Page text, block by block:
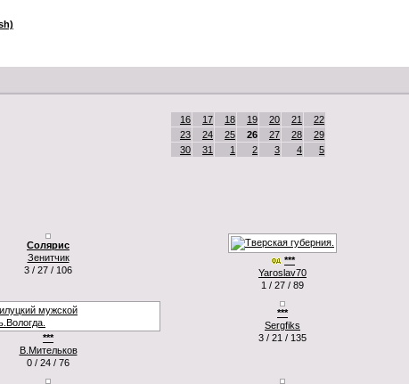
16 17 18 19 20 21
22
23
24 25 26 27 28
29
30
31 1 2 3 4 5
Солярис
Зенитчик
3 / 27 / 106
***
Yaroslav70
1 / 27 / 89
***
В.Мительков
0 / 24 / 76
***
Sergfiks
3 / 21 / 135